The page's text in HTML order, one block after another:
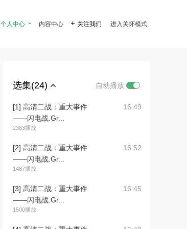
个人中心  内容中心  关注我们 进入关怀模式
选集(24) 自动播放
[1] 高清二战：重大事件
——闪电战.Gr...
2383播放
16:49
[2] 高清二战：重大事件
——闪电战.Gr...
1487播放
16:52
[3] 高清二战：重大事件
——闪电战.Gr...
1500播放
16:45